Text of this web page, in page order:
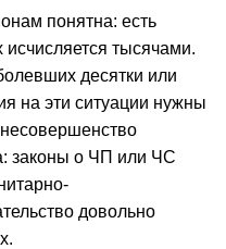
понятна: есть
тысячами.
десятки или
на эти ситуации нужны
законы о ЧП или ЧС
довольно